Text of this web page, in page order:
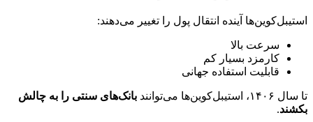
استیبل‌کوین‌ها آینده انتقال پول را تغییر می‌دهند:
سرعت بالا
کارمزد بسیار کم
قابلیت استفاده جهانی
تا سال ۱۴۰۶، استیبل‌کوین‌ها می‌توانند
بانک‌های سنتی را به چالش
بکشند.